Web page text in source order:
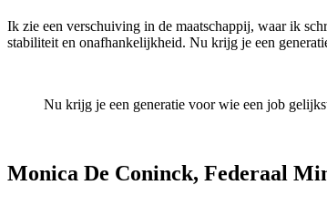
Ik zie een verschuiving in de maatschappij, waar ik
stabiliteit en onafhankelijkheid. Nu krijg je een
Nu krijg je een generatie voor wie een job
Monica De Coninck, Federaal